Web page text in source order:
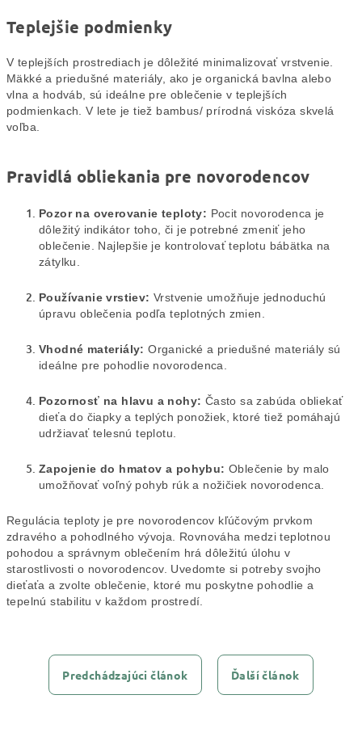
Teplejšie podmienky
V teplejších prostrediach je dôležité minimalizovať vrstvenie.
Mäkké a priedušné materiály, ako je organická bavlna alebo
vlna a hodváb, sú ideálne pre oblečenie v teplejších
podmienkach. V lete je tiež bambus/ prírodná viskóza skvelá
voľba.
Pravidlá obliekania pre novorodencov
Pozor na overovanie teploty: Pocit novorodenca je
dôležitý indikátor toho, či je potrebné zmeniť jeho
oblečenie. Najlepšie je kontrolovať teplotu bábätka na
zátylku.
Používanie vrstiev: Vrstvenie umožňuje jednoduchú
úpravu oblečenia podľa teplotných zmien.
Vhodné materiály: Organické a priedušné materiály sú
ideálne pre pohodlie novorodenca.
Pozornosť na hlavu a nohy: Často sa zabúda obliekať
dieťa do čiapky a teplých ponožiek, ktoré tiež pomáhajú
udržiavať telesnú teplotu.
Zapojenie do hmatov a pohybu: Oblečenie by malo
umožňovať voľný pohyb rúk a nožičiek novorodenca.
Regulácia teploty je pre novorodencov kľúčovým prvkom
zdravého a pohodlného vývoja. Rovnováha medzi teplotnou
pohodou a správnym oblečením hrá dôležitú úlohu v
starostlivosti o novorodencov. Uvedomte si potreby svojho
dieťaťa a zvolte oblečenie, ktoré mu poskytne pohodlie a
tepelnú stabilitu v každom prostredí.
Predchádzajúci článok Ďalší článok